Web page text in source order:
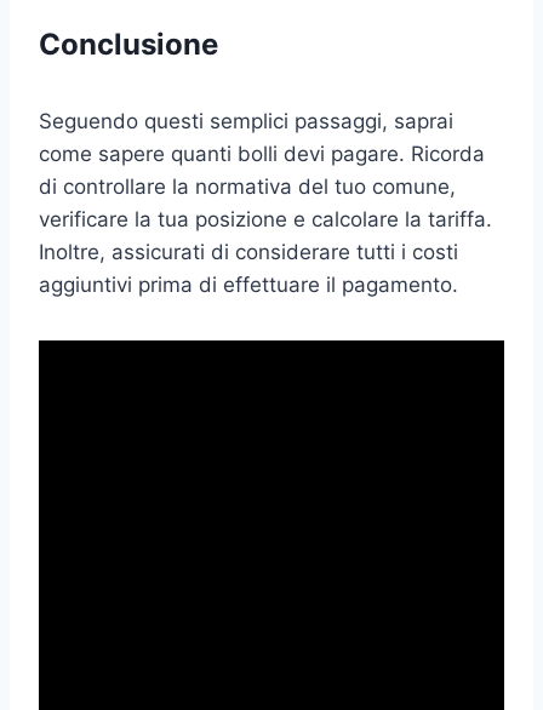
Conclusione
Seguendo questi semplici passaggi, saprai
come sapere quanti bolli devi pagare. Ricorda
di controllare la normativa del tuo comune,
verificare la tua posizione e calcolare la tariffa.
Inoltre, assicurati di considerare tutti i costi
aggiuntivi prima di effettuare il pagamento.